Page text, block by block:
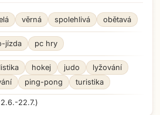
věrná spolehlivá obětavá
jízda pc hry
hokej judo
lyžování
ping-pong turistika
22.7.)